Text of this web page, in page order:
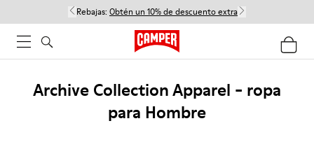
Rebajas: Obtén un 10% de descuento extra
Archive Collection Apparel - ropa
para Hombre